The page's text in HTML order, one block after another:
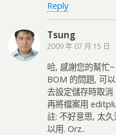
Reply
Tsung
2009 年 07 月 15 日
哈, 感謝您的幫忙
BOM 的問題, 可
去設定儲存時取消
再將檔案用
註: 不好意思, 太
以用. Orz..